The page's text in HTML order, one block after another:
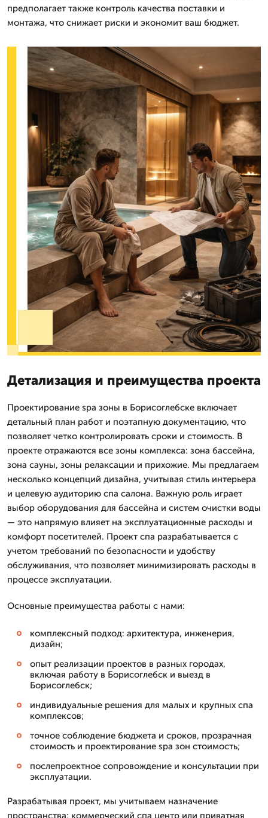
предполагает также контроль качества поставки и
монтажа, что снижает риски и экономит ваш бюджет.
Детализация и преимущества проекта
Проектирование spa зоны в Борисоглебске включает
детальный план работ и поэтапную документацию, что
позволяет четко контролировать сроки и стоимость. В
проекте отражаются все зоны комплекса: зона бассейна,
зона сауны, зоны релаксации и прихожие. Мы предлагаем
несколько концепций дизайна, учитывая стиль интерьера
и целевую аудиторию спа салона. Важную роль играет
выбор оборудования для бассейна и систем очистки воды
— это напрямую влияет на эксплуатационные расходы и
комфорт посетителей. Проект спа разрабатывается с
учетом требований по безопасности и удобству
обслуживания, что позволяет минимизировать расходы в
процессе эксплуатации.
Основные преимущества работы с нами:
комплексный подход: архитектура, инженерия,
дизайн;
опыт реализации проектов в разных городах,
включая работу в Борисоглебск и выезд в
Борисоглебск;
индивидуальные решения для малых и крупных спа
комплексов;
точное соблюдение бюджета и сроков, прозрачная
стоимость и проектирование spa зон стоимость;
послепроектное сопровождение и консультации при
эксплуатации.
Разрабатывая проект, мы учитываем назначение
пространства: коммерческий спа центр или приватная